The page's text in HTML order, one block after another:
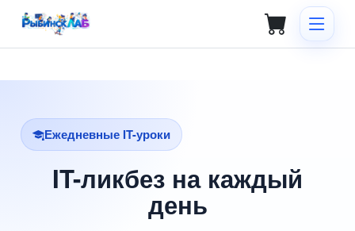
Ежедневные IT-уроки
IT-ликбез на каждый
день